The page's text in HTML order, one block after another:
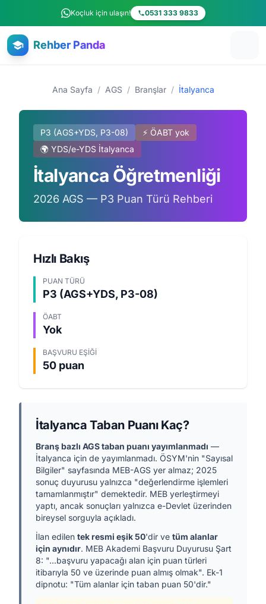
Ana içeriğe atlaKoçluk için ulaşın! 0531 333 9833
Rehber Panda
Ana Sayfa / AGS / Branşlar / İtalyanca
P3 (AGS+YDS, P3-08)
⚡ ÖABT yok
🌍 YDS/e-YDS İtalyanca
İtalyanca Öğretmenliği
2026 AGS — P3 Puan Türü Rehberi
Hızlı Bakış
PUAN TÜRÜ
P3 (AGS+YDS, P3-08)
ÖABT
Yok
BAŞVURU EŞIĞI
50 puan
İtalyanca Taban Puanı Kaç?
Branş bazlı AGS taban puanı yayımlanmadı —
İtalyanca için de yayımlanmadı. ÖSYM'nin "Sayısal
Bilgiler" sayfasında MEB-AGS yer almaz; 2025
sonuç duyurusu yalnızca "değerlendirme işlemleri
tamamlanmıştır" demektedir. MEB yerleştirmeyi
yaptı, ancak sonuçları yalnızca e-Devlet üzerinden
bireysel sorguyla açıkladı.
İlan edilen tek resmi eşik 50'dir ve tüm alanlar
için aynıdır. MEB Akademi Başvuru Duyurusu Şart
8: "...başvuru yapacağı alan için puan türleri
itibarıyla 50 ve üzerinde puan almış olmak". Ek-1
dipnotu: "Tüm alanlar için taban puan 50'dir."